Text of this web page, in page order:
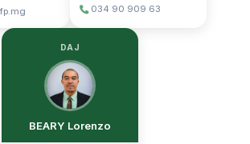
034 90 909 63
DAJ
BEARY Lorenzo